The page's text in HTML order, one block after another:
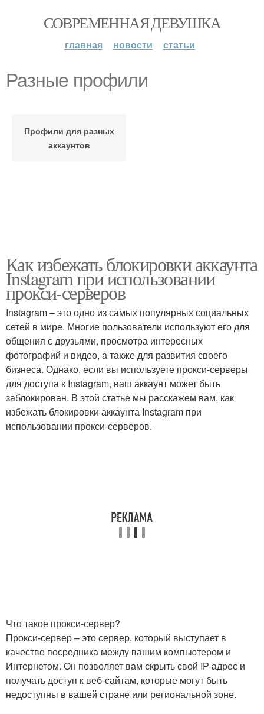
СОВРЕМЕННАЯ ДЕВУШКА
главная новости статьи
Разные профили
Профили для разных
аккаунтов
Как избежать блокировки аккаунта
Instagram при использовании
прокси-серверов
Instagram – это одно из самых популярных социальных
сетей в мире. Многие пользователи используют его для
общения с друзьями, просмотра интересных
фотографий и видео, а также для развития своего
бизнеса. Однако, если вы используете прокси-серверы
для доступа к Instagram, ваш аккаунт может быть
заблокирован. В этой статье мы расскажем вам, как
избежать блокировки аккаунта Instagram при
использовании прокси-серверов.
Что такое прокси-сервер?
Прокси-сервер – это сервер, который выступает в
качестве посредника между вашим компьютером и
Интернетом. Он позволяет вам скрыть свой IP-адрес и
получать доступ к веб-сайтам, которые могут быть
недоступны в вашей стране или региональной зоне.